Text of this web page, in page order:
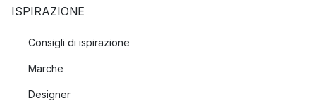
ISPIRAZIONE
Consigli di ispirazione
Marche
Designer